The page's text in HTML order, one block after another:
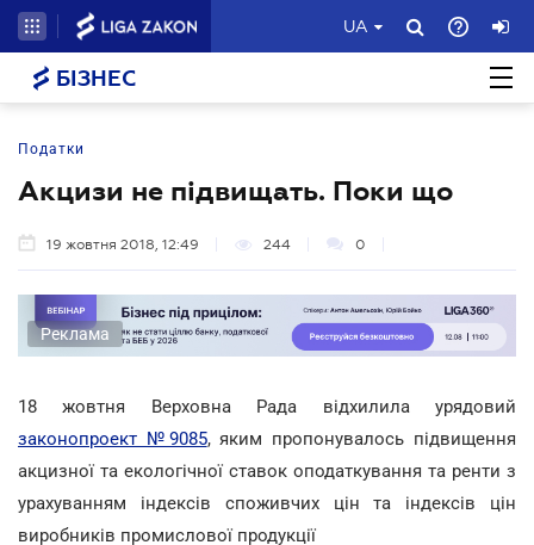
UA
БІЗНЕС
Податки
Акцизи не підвищать. Поки що
19 жовтня 2018, 12:49 244 0
Реклама
18 жовтня Верховна Рада відхилила урядовий
законопроект №9085, яким пропонувалось підвищення
акцизної та екологічної ставок оподаткування та ренти з
урахуванням індексів споживчих цін та індексів цін
виробників промислової продукції